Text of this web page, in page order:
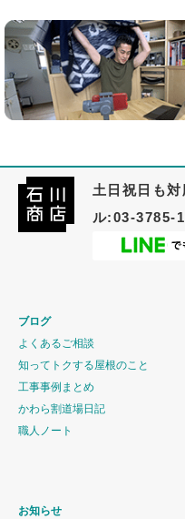
土日祝日も
ル:03-3785-
ブログ
よくあるご相談
知ってトクする屋根のこと
工事事例まとめ
かわら割道場日記
職人ノート
お知らせ